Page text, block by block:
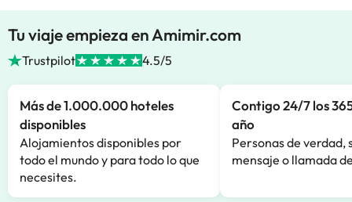
Tu viaje empieza en Amimir.com
Trustpilot 4.5/5
Más de 1.000.000 hoteles
disponibles
Alojamientos disponibles por
todo el mundo y para todo lo que
necesites.
Contigo 24/7 los
año
Personas de verdad,
mensaje o llamada